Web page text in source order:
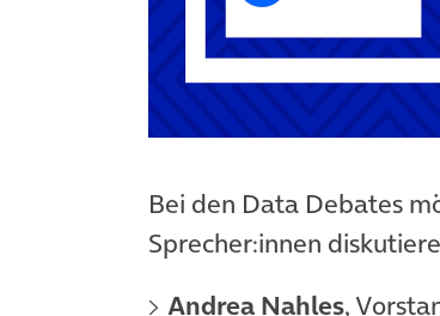
Bei den Data Debates
Sprecher:innen
Andrea Nahles,